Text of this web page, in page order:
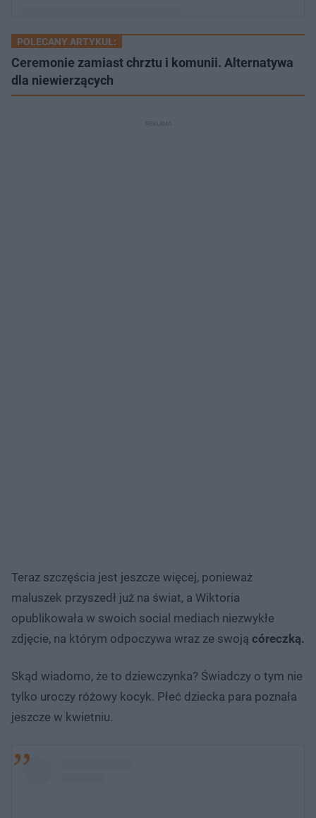
Post udostępniony przez Wiktoria Gogglebox
(@wiktoria_gumienna)
POLECANY ARTYKUŁ:
Ceremonie zamiast chrztu i komunii. Alternatywa
dla niewierzących
Teraz szczęścia jest jeszcze więcej, ponieważ
maluszek przyszedł już na świat, a Wiktoria
opublikowała w swoich social mediach niezwykłe
zdjęcie, na którym odpoczywa wraz ze swoją córeczką.
Skąd wiadomo, że to dziewczynka? Świadczy o tym nie
tylko uroczy różowy kocyk. Płeć dziecka para poznała
jeszcze w kwietniu.